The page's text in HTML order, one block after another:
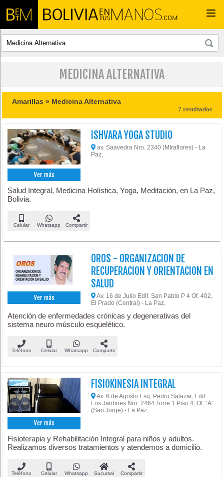
MEDICINA ALTERNATIVA
Amarillas » Medicina Alternativa
7 resultados
Ver más
ISHVARA YOGA STUDIO
av. Saavedra Nro. 2340 (MIraflores) - La
Paz,
Salud Integral, Medicina Holística, Yoga, Meditación, en La Paz,
Bolivia.
Celular Whatsapp Compartir
Ver más
OROS - ORGANIZACION DE
RECUPERACION Y ORIENTACION EN
SALUD
Av. 16 de Julio Edif. San Pablo P 4 Of. 402,
El Prado (Central) - La Paz,
Atención de enfermedades crónicas y degenerativas del
sistema neuro músculo esquelético.
Teléfono Celular Whatsapp Compartir
Ver más
FISIOKINESIA INTEGRAL
Av. 6 de Agosto Esq. Pedro Salazar, Edif.
Los Jardines Nro. 2464 Torre 1 Piso 4, Of. “A”
(San Jorge) - La Paz,
Fisioterapia y Rehabilitación Integral para niños y adultos.
Realizamos diversos tratamientos y atendemos a domicilio.
Teléfono Celular Whatsapp Sucursal Compartir